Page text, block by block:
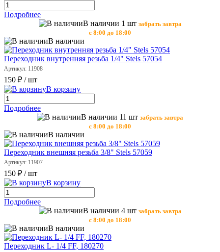
Подробнее
В наличии 1 шт забрать завтра
с 8:00 до 18:00
В наличии
Переходник внутренняя резьба 1/4" Stels 57054
Артикул: 11908
150 ₽ / шт
В корзину
Подробнее
В наличии 11 шт забрать завтра
с 8:00 до 18:00
В наличии
Переходник внешняя резьба 3/8" Stels 57059
Артикул: 11907
150 ₽ / шт
В корзину
Подробнее
В наличии 4 шт забрать завтра
с 8:00 до 18:00
В наличии
Переходник L- 1/4 FF, 180270